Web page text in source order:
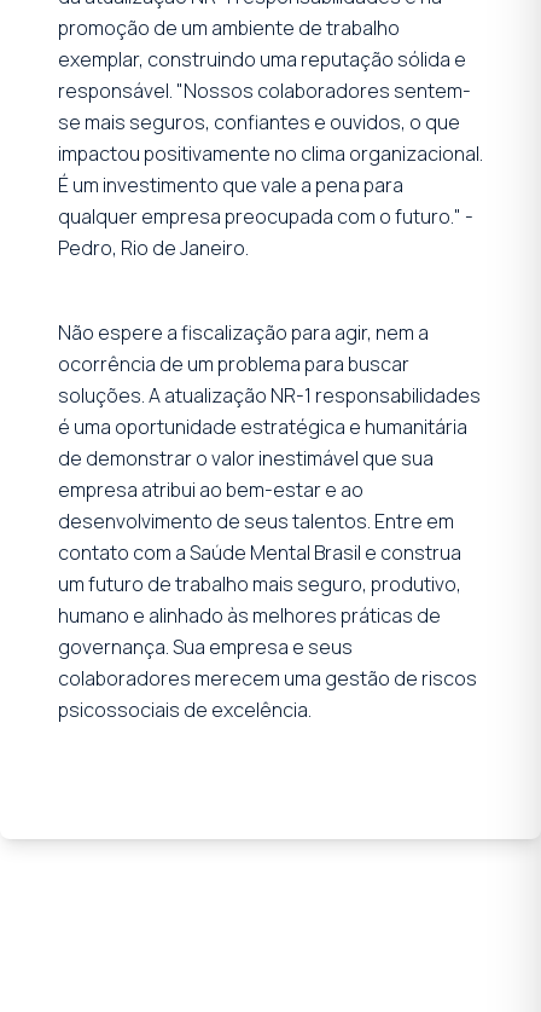
promoção de um ambiente de trabalho
exemplar, construindo uma reputação sólida e
responsável. "Nossos colaboradores sentem-
se mais seguros, confiantes e ouvidos, o que
impactou positivamente no clima organizacional.
É um investimento que vale a pena para
qualquer empresa preocupada com o futuro." -
Pedro, Rio de Janeiro.
Não espere a fiscalização para agir, nem a
ocorrência de um problema para buscar
soluções. A atualização NR-1 responsabilidades
é uma oportunidade estratégica e humanitária
de demonstrar o valor inestimável que sua
empresa atribui ao bem-estar e ao
desenvolvimento de seus talentos. Entre em
contato com a Saúde Mental Brasil e construa
um futuro de trabalho mais seguro, produtivo,
humano e alinhado às melhores práticas de
governança. Sua empresa e seus
colaboradores merecem uma gestão de riscos
psicossociais de excelência.